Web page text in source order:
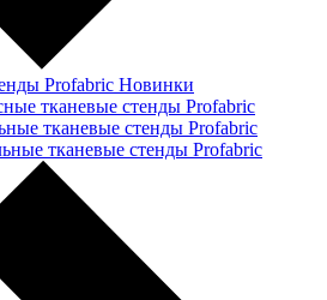
Profabric Новинки
тканевые стенды Profabric
тканевые стенды Profabric
тканевые стенды Profabric